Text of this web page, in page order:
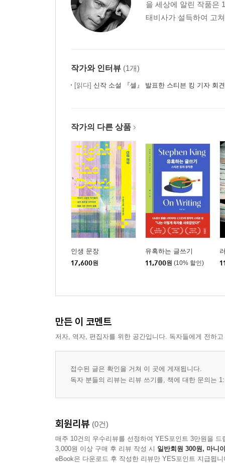
을 세상에 알린 작품은
태비사가 설득하여 고
작가와 인터뷰 (1개)
[읽다] 신작 소설 『셀』 발표한 스티븐 킹 기자 회
작가의 다른 상품
인생 문장
17,600원
유혹하는 글쓰기
11,700원 (10% 할인)
만든 이 코멘트
저자, 역자, 편집자를 위한 공간입니다. 독자들에게 전하
접수된 글은 확인을 거쳐 이 곳에 게재됩니다.
독자 분들의 리뷰는 리뷰 쓰기를, 책에 대한 문의는
회원리뷰 (0건)
매주 10건의 우수리뷰를 선정하여 YES포인트 3만원을 드
3,000원 이상 구매 후 리뷰 작성 시 일반회원 300원, 마니
eBook은 다운로드 후 작성한 리뷰만 YES포인트 지급됩니